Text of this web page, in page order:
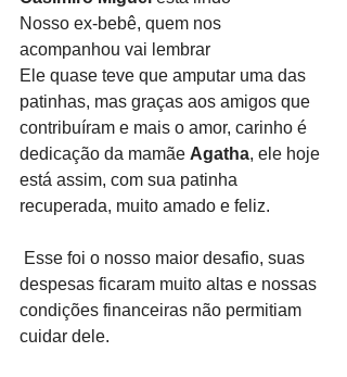
Nosso ex-bebê, quem nos
acompanhou vai lembrar
Ele quase teve que amputar uma das
patinhas, mas graças aos amigos que
contribuíram e mais o amor, carinho é
dedicação da mamãe Agatha, ele hoje
está assim, com sua patinha
recuperada, muito amado e feliz.
despesas ficaram muito altas e nossas
condições financeiras não permitiam
cuidar dele.